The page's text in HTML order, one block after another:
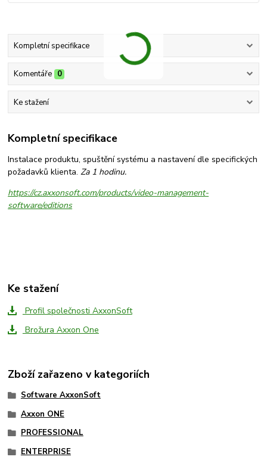
Kompletní specifikace
Komentáře 0
Ke stažení
Kompletní specifikace
Instalace produktu, spuštění systému a nastavení dle specifických
požadavků klienta.Za 1 hodinu.
https://cz.axxonsoft.com/products/video-management-
software/editions
Ke stažení
Profil společnosti AxxonSoft
Brožura Axxon One
Zboží zařazeno v kategoriích
Software AxxonSoft
Axxon ONE
PROFESSIONAL
ENTERPRISE